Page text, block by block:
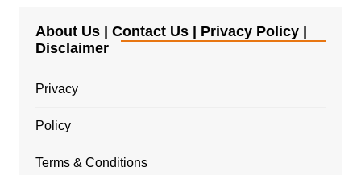
About Us | Contact Us | Privacy Policy |
Disclaimer
Privacy
Policy
Terms & Conditions